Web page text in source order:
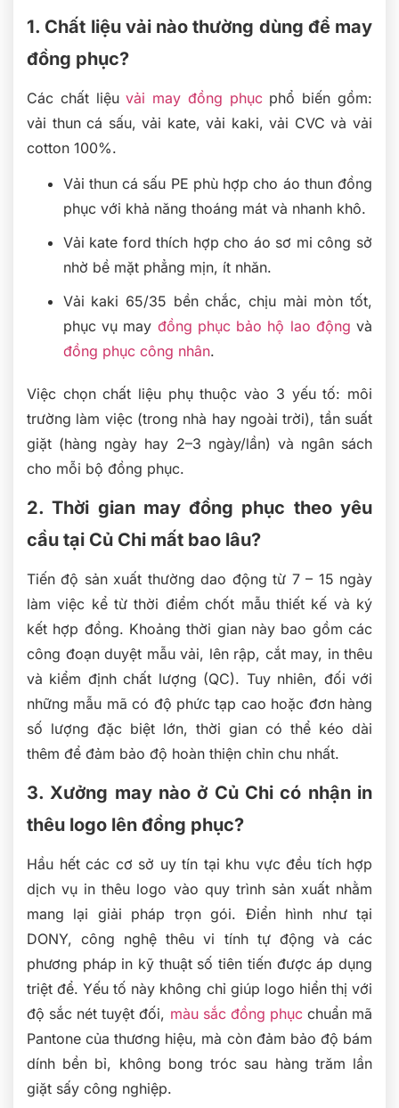
1. Chất liệu vải nào thường dùng để may
đồng phục?
Các chất liệuvải may đồng phụcphổ biến gồm:
vải thun cá sấu, vải kate, vải kaki, vải CVC và vải
cotton 100%.
Vải thun cá sấu PE phù hợp cho áo thun đồng
phục với khả năng thoáng mát và nhanh khô.
Vải kate ford thích hợp cho áo sơ mi công sở
nhờ bề mặt phẳng mịn, ít nhăn.
Vải kaki 65/35 bền chắc, chịu mài mòn tốt,
phục vụ may đồng phục bảo hộ lao động và
đồng phục công nhân.
Việc chọn chất liệu phụ thuộc vào 3 yếu tố: môi
trường làm việc (trong nhà hay ngoài trời), tần suất
giặt (hàng ngày hay 2–3 ngày/lần) và ngân sách
cho mỗi bộ đồng phục.
2. Thời gian may đồng phục theo yêu
cầu tại Củ Chi mất bao lâu?
Tiến độ sản xuất thường dao động từ 7 – 15 ngày
làm việc kể từ thời điểm chốt mẫu thiết kế và ký
kết hợp đồng. Khoảng thời gian này bao gồm các
công đoạn duyệt mẫu vải, lên rập, cắt may, in thêu
và kiểm định chất lượng (QC). Tuy nhiên, đối với
những mẫu mã có độ phức tạp cao hoặc đơn hàng
số lượng đặc biệt lớn, thời gian có thể kéo dài
thêm để đảm bảo độ hoàn thiện chỉn chu nhất.
3. Xưởng may nào ở Củ Chi có nhận in
thêu logo lên đồng phục?
Hầu hết các cơ sở uy tín tại khu vực đều tích hợp
dịch vụ in thêu logo vào quy trình sản xuất nhằm
mang lại giải pháp trọn gói. Điển hình như tại
DONY, công nghệ thêu vi tính tự động và các
phương pháp in kỹ thuật số tiên tiến được áp dụng
triệt để. Yếu tố này không chỉ giúp logo hiển thị với
độ sắc nét tuyệt đối, màu sắc đồng phụcchuẩn mã
Pantone của thương hiệu, mà còn đảm bảo độ bám
dính bền bỉ, không bong tróc sau hàng trăm lần
giặt sấy công nghiệp.